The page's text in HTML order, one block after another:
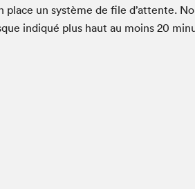
Liseur Public
Matinées scolaires Hydro-
un sys­tème de file d’at­tente.
indiqué plus haut au moins 20